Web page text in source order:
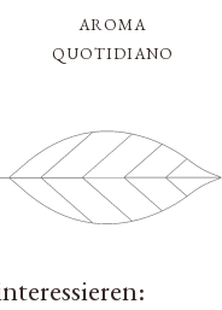
AROMA
QUOTIDIANO